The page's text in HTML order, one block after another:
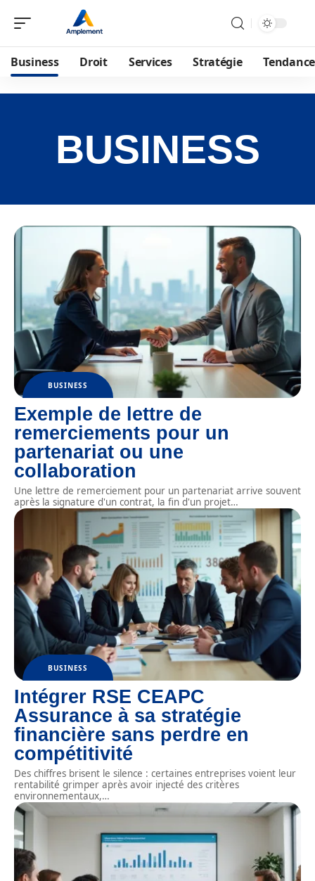
Business Droit Services Stratégie
BUSINESS
BUSINESS
Exemple de lettre de
remerciements pour un
partenariat ou une
collaboration
Une lettre de remerciement pour un partenariat arrive souvent
après la signature d'un contrat, la fin d'un projet…
BUSINESS
Intégrer RSE CEAPC
Assurance à sa stratégie
financière sans perdre en
compétitivité
Des chiffres brisent le silence : certaines entreprises voient leur
rentabilité grimper après avoir injecté des critères
environnementaux,…